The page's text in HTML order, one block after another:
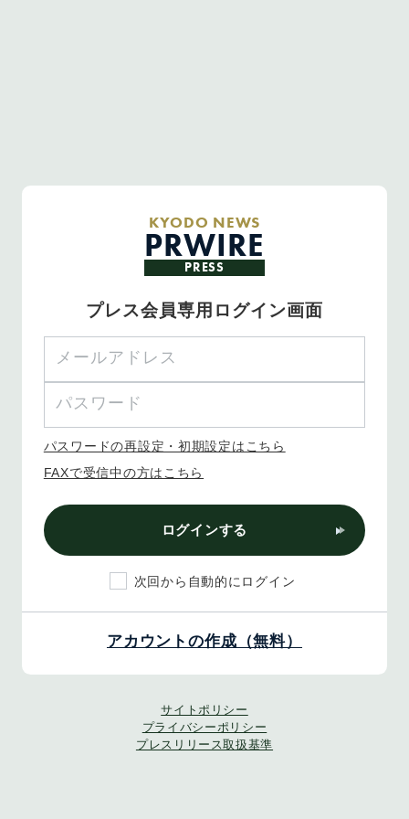
KYODO NEWS
PRWIRE
PRESS
プレス会員専用ログイン画面
パスワードの再設定・初期設定はこちら
FAXで受信中の方はこちら
ログインする
次回から自動的にログイン
アカウントの作成（無料）
サイトポリシー
プライバシーポリシー
プレスリリース取扱基準